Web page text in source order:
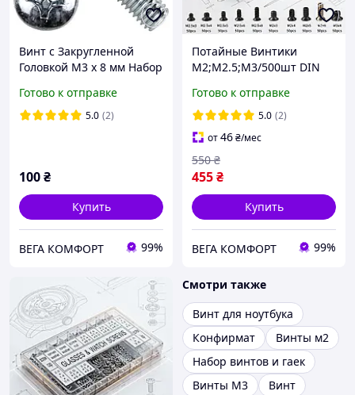
Винт c Закругленной
Головкой М3 х 8 мм Набор
7985
Готово к отправке
5.0 (2)
100₴
Купить
ВЕГА КОМФОРТ 99%
Потайные Винтики
M2;M2.5;M3/500шт DIN
ПК Spec (SP-067500)
Готово к отправке
5.0 (2)
от46₴/мес
455₴
550 ₴
Купить
ВЕГА КОМФОРТ 99%
Смотри также
Винт для ноутбука
Конфирмат
Винты м2
Набор винтов и гаек
Винты М3
Винт